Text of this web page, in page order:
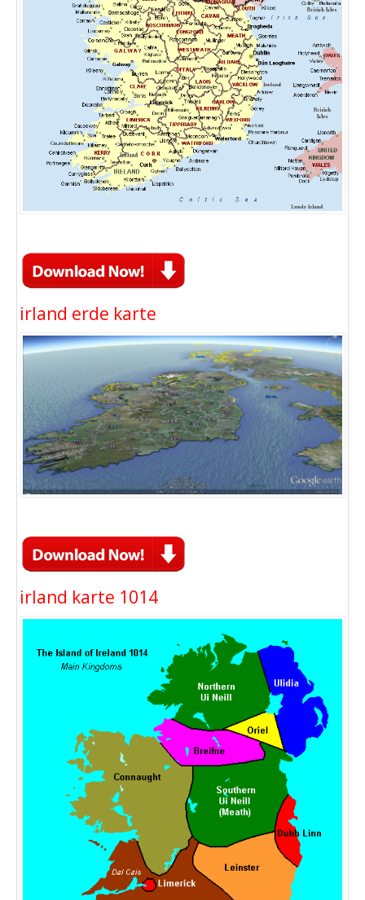
irland erde karte
irland karte 1014